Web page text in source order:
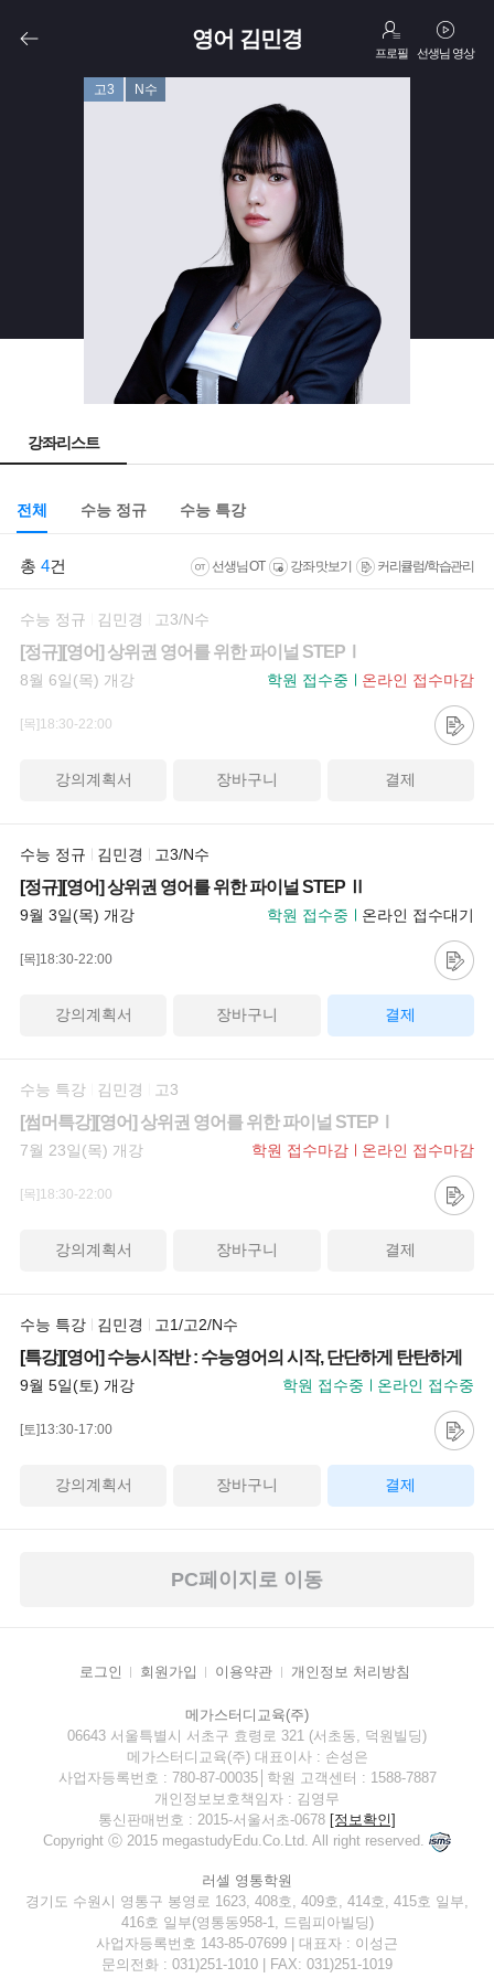
영어 김민경
프로필 선생님 영상
고3 N수
강좌리스트
전체 수능 정규 수능 특강
총 4건 선생님 OT 강좌 맛보기 커리큘럼/학습관리
수능 정규 김민경 고3/N수
[정규][영어] 상위권 영어를 위한 파이널 STEPⅠ
8월 6일(목) 개강 학원 접수중 온라인 접수마감
[목]18:30-22:00
강의계획서 장바구니 결제
수능 정규 김민경 고3/N수
[정규][영어] 상위권 영어를 위한 파이널 STEP Ⅱ
9월 3일(목) 개강 학원 접수중 온라인 접수대기
[목]18:30-22:00
강의계획서 장바구니 결제
수능 특강 김민경 고3
[썸머특강][영어] 상위권 영어를 위한 파이널 STEPⅠ
7월 23일(목) 개강 학원 접수마감 온라인 접수마감
[목]18:30-22:00
강의계획서 장바구니 결제
수능 특강 김민경 고1/고2/N수
[특강][영어] 수능시작반 : 수능영어의 시작, 단단하게 탄탄하게
9월 5일(토) 개강 학원 접수중 온라인 접수중
[토]13:30-17:00
강의계획서 장바구니 결제
PC페이지로 이동
로그인 회원가입 이용약관 개인정보 처리방침
메가스터디교육(주)
06643 서울특별시 서초구 효령로 321 (서초동, 덕원빌딩)
메가스터디교육(주) 대표이사 : 손성은
사업자등록번호 : 780-87-00035│학원 고객센터 : 1588-7887
개인정보보호책임자 : 김영무
통신판매번호 : 2015-서울서초-0678 [정보확인]
Copyright ⓒ 2015 megastudyEdu.Co.Ltd. All right reserved.
러셀 영통학원
경기도 수원시 영통구 봉영로 1623, 408호, 409호, 414호, 415호 일부,
416호 일부(영통동958-1, 드림피아빌딩)
사업자등록번호 143-85-07699 | 대표자 : 이성근
문의전화 : 031)251-1010 | FAX: 031)251-1019